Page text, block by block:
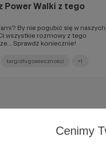
Cenimy
Power Walki z tego
By nie pogubić się w naszych
wszystkie rozmowy z tego
Sprawdź koniecznie!
targidługowieczności +1